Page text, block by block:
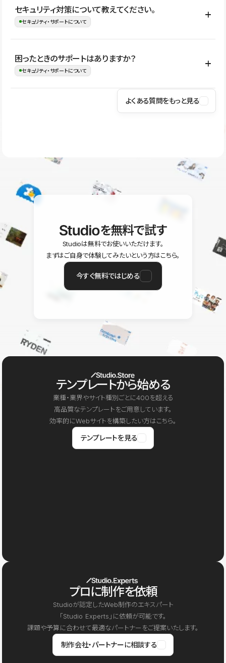
はい。CMSやコンポーネントを活用して更新範囲を設計しておく
ことで、デザインを崩しにくい状態で運用できます。 さらにコン
ながらレイアウトに影響を与えずに更新作業を進めやすくなりま
す。
セキュリティ対策について教えてください。
セキュリティ・サポートについて
Studioでは、公開サイトやサービスを安全に利用できるよう、通信
の暗号化、データ保護、アクセス管理、脆弱性対策など、複数の観
はSSL/TLSによる通信暗号化に対応しており、悪質なスクリプトの
困ったときのサポートはありますか？
セキュリティ・サポートについて
操作方法や機能については、ヘルプセンターでご確認いただけま
ユーザー同士で質問・相談できるコミュニティもご利用ください。
よくある質問をもっと見る
を無料で試す
Studioは無料でお使いいただけます。
まずはご自身で体験してみたいという方はこちら。
今すぐ無料ではじめる
テンプレートから始める
業種・業界やサイト種別ごとに400を超える
高品質なテンプレートをご用意しています。
効率的にWebサイトを構築したい方はこちら。
テンプレートを見る
プロに制作を依頼
Studioが認定したWeb制作のエキスパート
「Studio Experts」に依頼が可能です。
課題や予算に合わせて最適なパートナーをご提案いたします。
制作会社・パートナーに相談する